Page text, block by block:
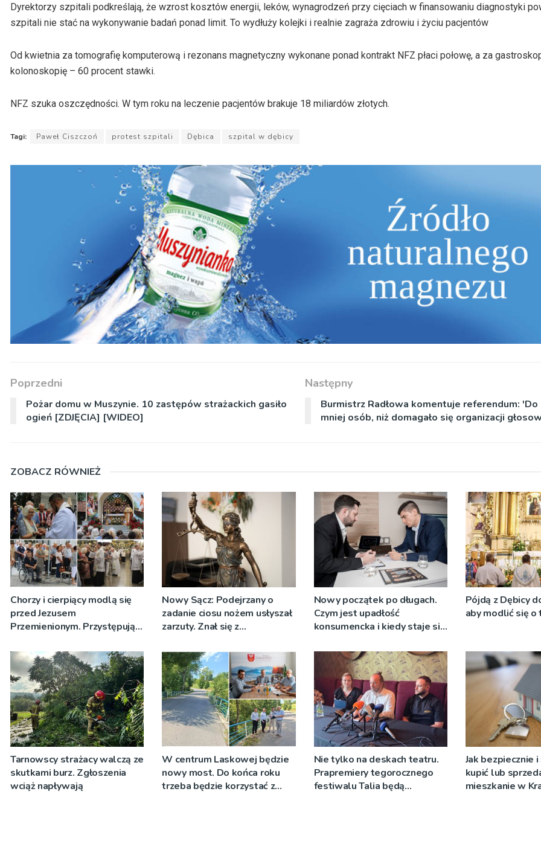
Dyrektorzy szpitali podkreślają, że wzrost kosztów energii, leków, wynagrodzeń przy cięciach w finansowaniu diagnostyki
szpitali nie stać na wykonywanie badań ponad limit. To wydłuży kolejki i realnie zagraża zdrowiu i życiu pacjentów
Od kwietnia za tomografię komputerową i rezonans magnetyczny wykonane ponad kontrakt NFZ płaci połowę, a za
kolonoskopię – 60 procent stawki.
NFZ szuka oszczędności. W tym roku na leczenie pacjentów brakuje 18 miliardów złotych.
Tagi: Paweł Ciszczoń protest szpitali Dębica szpital w dębicy
Poprzedni
Pożar domu w Muszynie. 10 zastępów strażackich gasiło
ogień [ZDJĘCIA] [WIDEO]
Następny
Burmistrz Radłowa komentuje referendum: 'Do
mniej osób, niż domagało się organizacji
ZOBACZ RÓWNIEŻ
Chorzy i cierpiący modlą się
przed Jezusem
Przemienionym. Przystępują
[ZDJĘCIA]
Nowy Sącz: Podejrzany o
zadanie ciosu nożem usłyszał
zarzuty. Znał się z
Nowy początek po długach.
Czym jest upadłość
konsumencka i kiedy staje się
wyjściem?
Pójdą z Dębicy
aby modlić się o
Tarnowscy strażacy walczą ze
skutkami burz. Zgłoszenia
wciąż napływają
W centrum Laskowej będzie
nowy most. Do końca roku
trzeba będzie korzystać z
Nie tylko na deskach teatru.
Prapremiery tegorocznego
festiwalu Talia będą
Jak bezpiecznie
kupić lub
mieszkanie w